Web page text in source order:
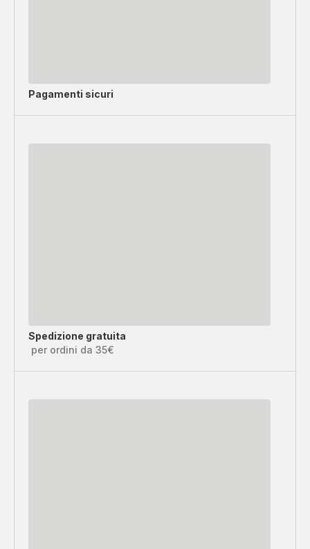
Pagamenti sicuri
Spedizione gratuita
per ordini da 35€